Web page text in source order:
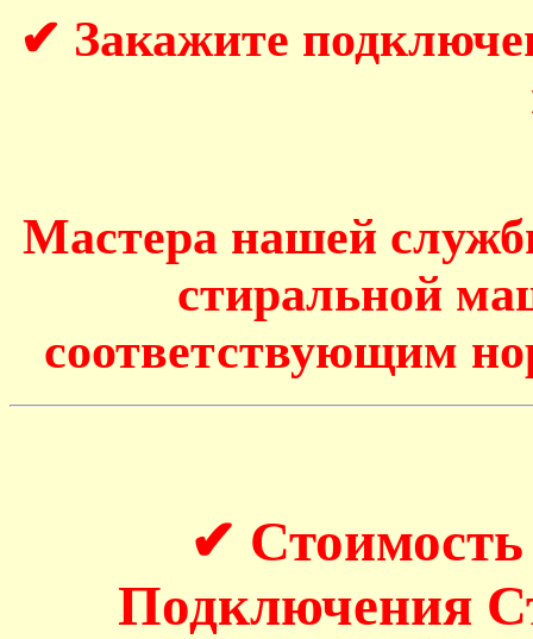
✔ Закажите
Мастера нашей
стиральной
соответствующим
✔ Стоимость
Подключения